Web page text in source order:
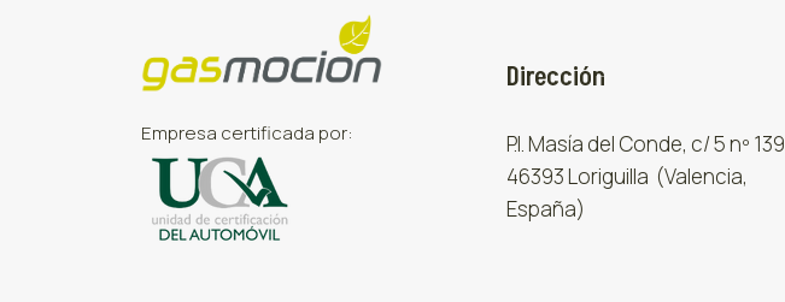
Empresa certificada por:
Dirección
P.I. Masía del Conde, c/ 5 nº 139
46393 Loriguilla (Valencia,
España)